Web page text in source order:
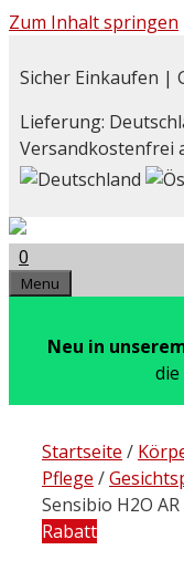
Zum Inhalt springen
Sicher Einkaufen |
Lieferung:
Versandkostenfrei
0
Menu
Neu in
Startseite /
Pflege /
Sensibio H2O
Rabatt